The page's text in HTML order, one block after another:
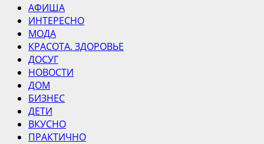
АФИША
ИНТЕРЕСНО
МОДА
КРАСОТА. ЗДОРОВЬЕ
ДОСУГ
НОВОСТИ
ДОМ
БИЗНЕС
ДЕТИ
ВКУСНО
ПРАКТИЧНО